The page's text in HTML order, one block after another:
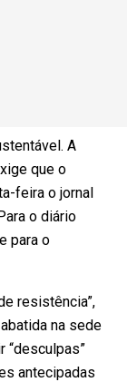
A
que o
feira o jornal
o diário
para o
resistência”,
na sede
“desculpas”
antecipadas